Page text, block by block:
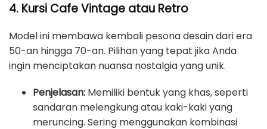
4. Kursi Cafe Vintage atau Retro
Model ini membawa kembali pesona desain dari era
50-an hingga 70-an. Pilihan yang tepat jika Anda
ingin menciptakan nuansa nostalgia yang unik.
Penjelasan: Memiliki bentuk yang khas, seperti
sandaran melengkung atau kaki-kaki yang
meruncing. Sering menggunakan kombinasi